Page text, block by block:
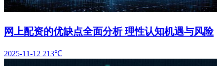
网上配资的优缺点全面分析 理性认知机遇与风险
2025-11-12 213℃